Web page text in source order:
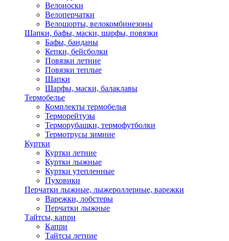
Велоноски
Велоперчатки
Велошорты, велокомбинезоны
Шапки, бафы, маски, шарфы, повязки
Бафы, банданы
Кепки, бейсболки
Повязки летние
Повязки теплые
Шапки
Шарфы, маски, балаклавы
Термобелье
Комплекты термобелья
Терморейтузы
Терморубашки, термофутболки
Термотрусы зимние
Куртки
Куртки летние
Куртки лыжные
Куртки утепленные
Пуховики
Перчатки лыжные, лыжероллерные, варежки
Варежки, лобстеры
Перчатки лыжные
Тайтсы, капри
Капри
Тайтсы летние